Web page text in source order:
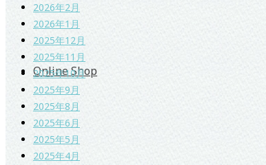
Online Shop
2026年2月
2026年1月
2025年12月
2025年11月
2025年10月
2025年9月
2025年8月
2025年6月
2025年5月
2025年4月